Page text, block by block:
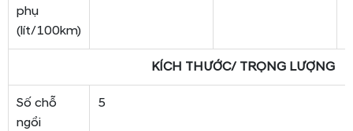
phụ
(lít/100km)
KÍCH THƯỚC/ TRỌNG LƯỢNG
Số chỗ
ngồi
5